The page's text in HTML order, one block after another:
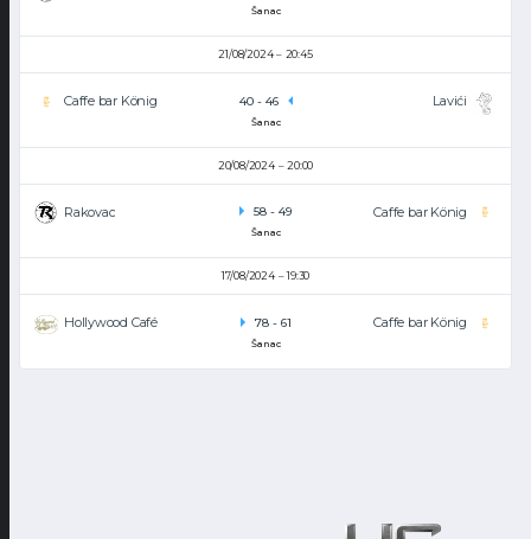
Šanac
21/08/2024 20:45
Caffe bar König Lavići
40 - 46
Šanac
20/08/2024 20:00
Rakovac Caffe bar König
58 - 49
Šanac
17/08/2024 19:30
Hollywood Café Caffe bar König
78 - 61
Šanac